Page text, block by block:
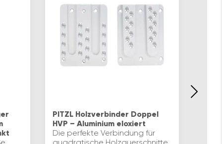
PITZL Holzverbinder Doppel
HVP – Aluminium eloxiert
Die perfekte Verbindung für
quadratische Holzquerschnitte